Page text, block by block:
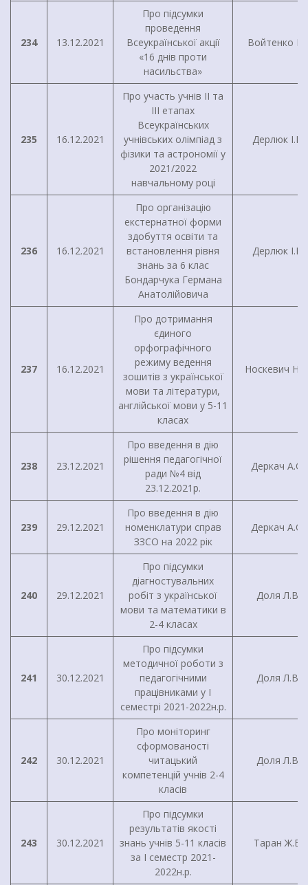
234 13.12.2021
Про підсумки
проведення
Всеукраїнської акції
«16 днів проти
насильства»
Войтенко І.Г.
235 16.12.2021
Про участь учнів II та
III етапах
Всеукраїнських
учнівських олімпіад з
фізики та астрономії у
2021/2022
навчальному році
Дерлюк І.В.
236 16.12.2021
Про організацію
екстернатної форми
здобуття освіти та
встановлення рівня
знань за 6 клас
Бондарчука Германа
Анатолійовича
Дерлюк І.В.
237 16.12.2021
Про дотримання
єдиного
орфографічного
режиму ведення
зошитів з української
мови та літератури,
англійської мови у 5-11
класах
Носкевич
238 23.12.2021
Про введення в дію
рішення педагогічної
ради №4 від
23.12.2021р.
Деркач А.О.
239 29.12.2021
Про введення в дію
номенклатури справ
ЗЗСО на 2022 рік
Деркач А.О.
240 29.12.2021
Про підсумки
діагностувальних
робіт з української
мови та математики в
2-4 класах
Доля Л.В.
241 30.12.2021
Про підсумки
методичної роботи з
педагогічними
працівниками у I
семестрі 2021-2022н.р.
Доля Л.В.
242 30.12.2021
Про моніторинг
сформованості
читацький
компетенцій учнів 2-4
класів
Доля Л.В.
243 30.12.2021
Про підсумки
результатів якості
знань учнів 5-11 класів
за І семестр 2021-
2022н.р.
Таран Ж.В.